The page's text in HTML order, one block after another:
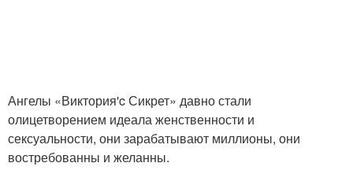
Ангелы «Виктория'c Сикрет» давно стали
олицетворением идеала женственности и
сексуальности, они зарабатывают миллионы, они
востребованны и желанны.